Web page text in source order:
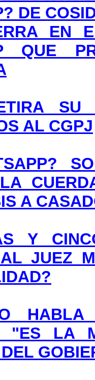
DE
EN
QUE
AL CGPJ
A
Y
JUEZ
HABLA
"ES LA